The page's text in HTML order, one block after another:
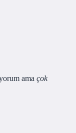
ama çok